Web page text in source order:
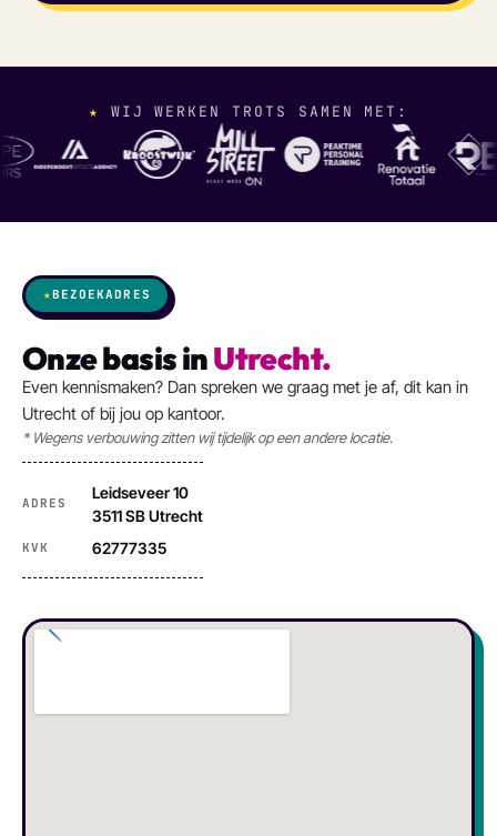
★ WIJ WERKEN TROTS SAMEN MET:
★BEZOEKADRES
Onze basis inUtrecht.
Even kennismaken? Dan spreken we graag met je af, dit kan in
Utrecht of bij jou op kantoor.
* Wegens verbouwing zitten wij tijdelijk op een andere locatie.
ADRES
Leidseveer 10
3511 SB Utrecht
KVK 62777335